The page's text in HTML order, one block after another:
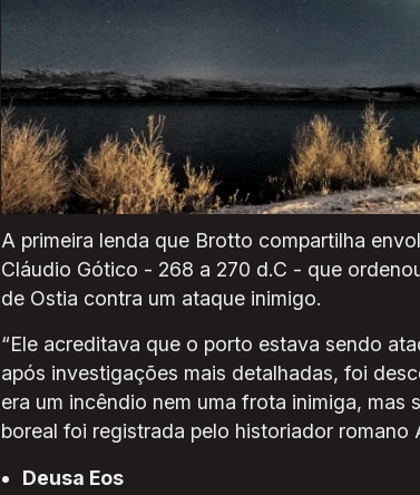
“Segundos depois, foi só contemplação e
Para ele, as narrativas lendárias não
mas também revelam a profunda conexão
“Através dessas lendas, as pessoas
imprevisibilidade do cosmos”, explica.
Grande ataque ao porto de Ostia
A primeira lenda que Brotto compartilha
Cláudio Gótico - 268 a 270 d.C - que
de Ostia contra um ataque inimigo.
“Ele acreditava que o porto estava sendo
após investigações mais detalhadas, foi
era um incêndio nem uma frota inimiga, mas
boreal foi registrada pelo historiador romano
Deusa Eos